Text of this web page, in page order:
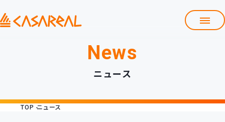
プロダクト開発支援
News
ニュース
TOP ニュース